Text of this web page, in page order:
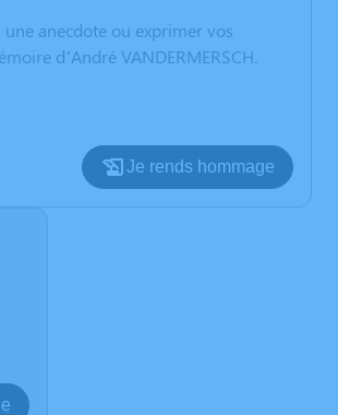
anecdote ou exprimer vos
d’André VANDERMERSCH.
Je rends hommage